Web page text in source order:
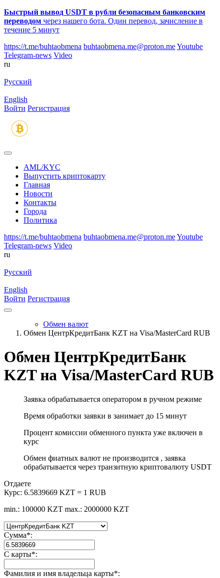
Быстрый вывод USDT в рубли безопасным банковским
переводом через нашего бота. Один перевод, зачисление в
течение 5 минут
https://t.me/buhtaobmena buhtaobmena.me@proton.meYoutube
Telegram-news Video
ru
Русский
English
Войти Регистрация
AML/KYC
Выпустить криптокарту
Главная
Новости
Контакты
Города
Политика
https://t.me/buhtaobmena buhtaobmena.me@proton.meYoutube
Telegram-news Video
ru
Русский
English
Войти Регистрация
Обмен валют
Обмен ЦентрКредитБанк KZT на Visa/MasterCard RUB
Обмен ЦентрКредитБанк
KZT на Visa/MasterCard RUB
Заявка обрабатывается оператором в ручном режиме
Время обработки заявки в занимает до 15 минут
Процент комиссии обменного пункта уже включен в
курс
Обмен фиатных валют не производится , заявка
обрабатывается через транзитную криптовалюту USDT
Отдаете
Курс: 6.5839669 KZT = 1 RUB
min.: 100000 KZT max.: 2000000 KZT
Сумма*:
С карты*:
Фамилия и имя владельца карты*: